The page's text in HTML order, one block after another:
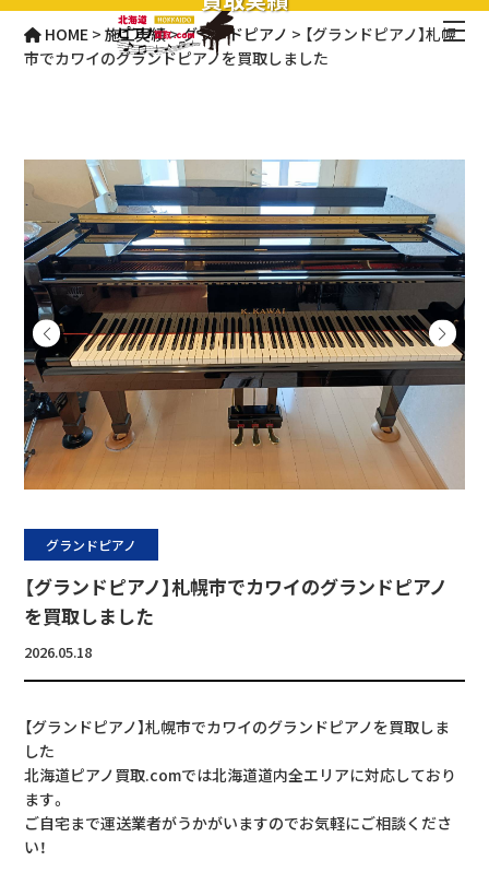
HOME >施工実績>グランドピアノ > 【グランドピアノ】札幌
市でカワイのグランドピアノを買取しました
グランドピアノ
【グランドピアノ】札幌市でカワイのグランドピアノ
を買取しました
2026.05.18
【グランドピアノ】札幌市でカワイのグランドピアノを買取しま
した
北海道ピアノ買取.comでは北海道道内全エリアに対応しており
ます。
ご自宅まで運送業者がうかがいますのでお気軽にご相談くださ
い！